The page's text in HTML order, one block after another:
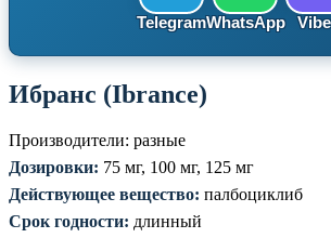
TelegramWhatsApp
Ибранс (Ibrance)
Производители: разные
Дозировки: 75 мг, 100 мг, 125 мг
Действующее вещество: палбоциклиб
Срок годности: длинный